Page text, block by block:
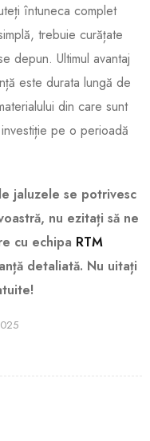
întuneca complet
trebuie curățate
depun. Ultimul avantaj
este durata lungă de
din care sunt
pe o perioadă
jaluzele se potrivesc
nu ezitați să ne
cu echipa RTM
detaliată. Nu uitați